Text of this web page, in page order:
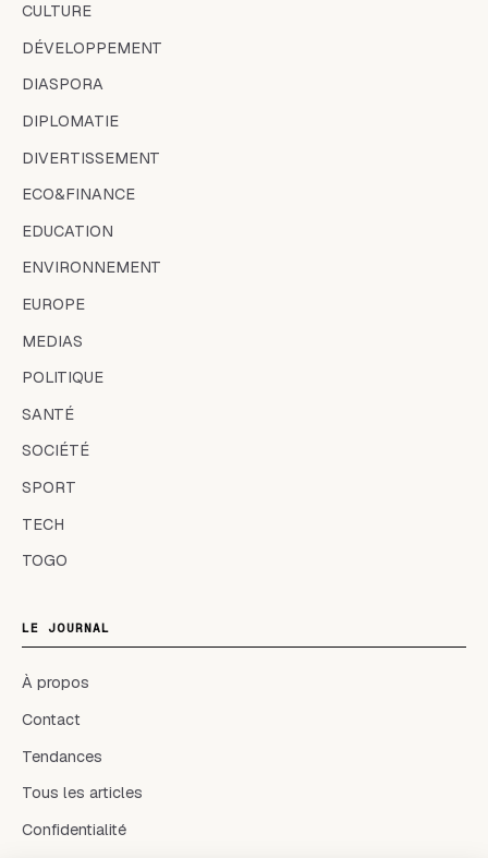
CULTURE
DÉVELOPPEMENT
DIASPORA
DIPLOMATIE
DIVERTISSEMENT
ECO&FINANCE
EDUCATION
ENVIRONNEMENT
EUROPE
MEDIAS
POLITIQUE
SANTÉ
SOCIÉTÉ
SPORT
TECH
TOGO
LE JOURNAL
À propos
Contact
Tendances
Tous les articles
Confidentialité